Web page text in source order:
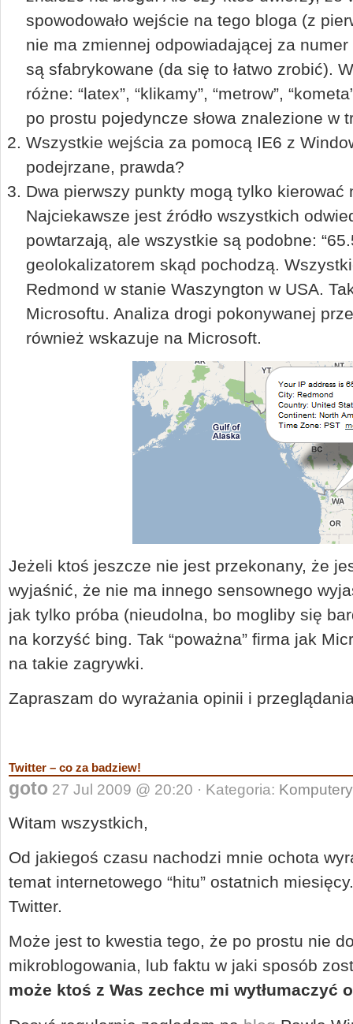
spowodowało wejście na tego bloga (z
nie ma zmiennej odpowiadającej za
są sfabrykowane (da się to łatwo zrobić).
różne: “latex”, “klikamy”, “metrow”,
po prostu pojedyncze słowa znalezione w
Wszystkie wejścia za pomocą IE6 z
podejrzane, prawda?
Dwa pierwszy punkty mogą tylko kierować
Najciekawsze jest źródło wszystkich
powtarzają, ale wszystkie są podobne:
geolokalizatorem skąd pochodzą.
Redmond w stanie Waszyngton w USA.
Microsoftu. Analiza drogi pokonywanej
również wskazuje na Microsoft.
Jeżeli ktoś jeszcze nie jest przekonany, że
wyjaśnić, że nie ma innego sensownego
jak tylko próba (nieudolna, bo mogliby się
na korzyść bing. Tak “poważna” firma jak
na takie zagrywki.
Zapraszam do wyrażania opinii i
Twitter – co za badziew!
goto 27 Jul 2009 @ 20:20 · Kategoria:
Witam wszystkich,
Od jakiegoś czasu nachodzi mnie ochota
temat internetowego “hitu” ostatnich
Twitter.
Może jest to kwestia tego, że po prostu nie
mikroblogowania, lub faktu w jaki sposób
może ktoś z Was zechce mi wytłumaczyć